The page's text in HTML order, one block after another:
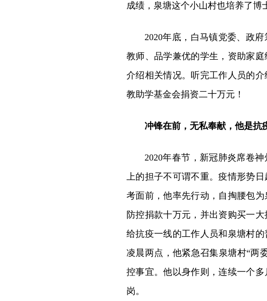
成绩，泉塘这个小山村也培养了博
2020年底，白马镇党委、政
教师、品学兼优的学生，资助家
介绍相关情况。听完工作人员的
教助学基金会捐资二十万元！
冲锋在前，无私奉献，他是抗
2020年春节，新冠肺炎席卷
上的担子不可谓不重。疫情形势
考面前，他率先行动，自掏腰包
防控捐款十万元，并出资购买一
给抗疫一线的工作人员和泉塘村
凌晨两点，他紧急召集泉塘村“两
控事宜。他以身作则，连续一个
岗。